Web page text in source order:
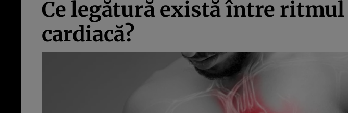
Ce legătură există între
cardiacă?